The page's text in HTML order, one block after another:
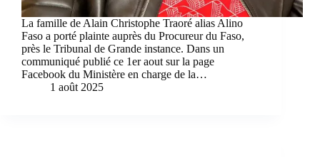
La famille de Alain Christophe Traoré alias Alino
Faso a porté plainte auprès du Procureur du Faso,
près le Tribunal de Grande instance. Dans un
communiqué publié ce 1er aout sur la page
Facebook du Ministère en charge de la…
1 août 2025